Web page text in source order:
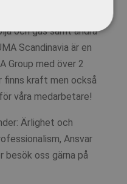
kraftindustrin,
och gas samt andra
Scandinavia är en
Group med över 2
finns kraft men också
våra medarbetare!
Ärlighet och
Ansvar
besök oss gärna på